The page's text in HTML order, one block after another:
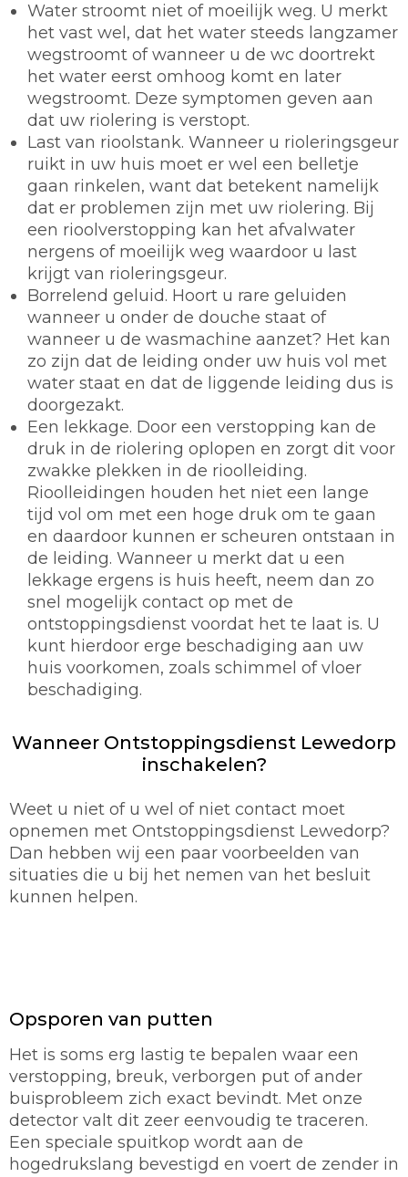
Water stroomt niet of moeilijk weg. U merkt
het vast wel, dat het water steeds langzamer
wegstroomt of wanneer u de wc doortrekt
het water eerst omhoog komt en later
wegstroomt. Deze symptomen geven aan
dat uw riolering is verstopt.
Last van rioolstank. Wanneer u rioleringsgeur
ruikt in uw huis moet er wel een belletje
gaan rinkelen, want dat betekent namelijk
dat er problemen zijn met uw riolering. Bij
een rioolverstopping kan het afvalwater
nergens of moeilijk weg waardoor u last
krijgt van rioleringsgeur.
Borrelend geluid. Hoort u rare geluiden
wanneer u onder de douche staat of
wanneer u de wasmachine aanzet? Het kan
zo zijn dat de leiding onder uw huis vol met
water staat en dat de liggende leiding dus is
doorgezakt.
Een lekkage. Door een verstopping kan de
druk in de riolering oplopen en zorgt dit voor
zwakke plekken in de rioolleiding.
Rioolleidingen houden het niet een lange
tijd vol om met een hoge druk om te gaan
en daardoor kunnen er scheuren ontstaan in
de leiding. Wanneer u merkt dat u een
lekkage ergens is huis heeft, neem dan zo
snel mogelijk contact op met de
ontstoppingsdienst voordat het te laat is. U
kunt hierdoor erge beschadiging aan uw
huis voorkomen, zoals schimmel of vloer
beschadiging.
Wanneer Ontstoppingsdienst Lewedorp
inschakelen?
Weet u niet of u wel of niet contact moet
opnemen met Ontstoppingsdienst Lewedorp?
Dan hebben wij een paar voorbeelden van
situaties die u bij het nemen van het besluit
kunnen helpen.
Opsporen van putten
Het is soms erg lastig te bepalen waar een
verstopping, breuk, verborgen put of ander
buisprobleem zich exact bevindt. Met onze
detector valt dit zeer eenvoudig te traceren.
Een speciale spuitkop wordt aan de
hogedrukslang bevestigd en voert de zender in